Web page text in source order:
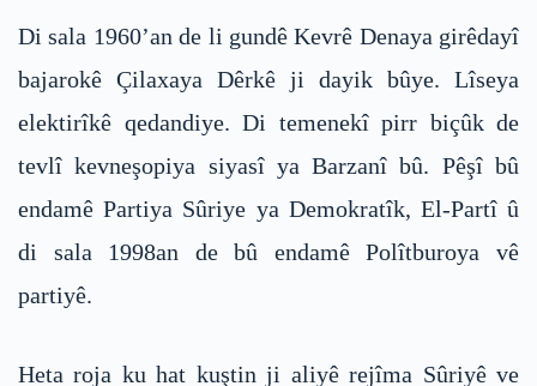
Di sala 1960’an de li gundê Kevrê Denaya girêdayî
bajarokê Çilaxaya Dêrkê ji dayik bûye. Lîseya
elektirîkê qedandiye. Di temenekî pirr biçûk de
tevlî kevneşopiya siyasî ya Barzanî bû. Pêşî bû
endamê Partiya Sûriye ya Demokratîk, El-Partî û
di sala 1998an de bû endamê Polîtburoya vê
partiyê.
Heta roja ku hat kuştin ji aliyê rejîma Sûriyê ve